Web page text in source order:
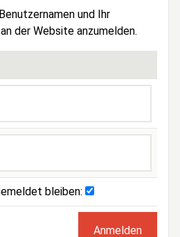
und Ihr
der Website anzumelden.
bleiben: